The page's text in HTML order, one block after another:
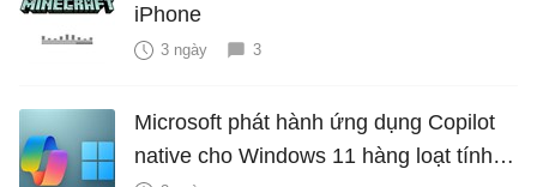
iPhone
3 ngày 3
Microsoft phát hành ứng dụng Copilot
native cho Windows 11 hàng loạt tính